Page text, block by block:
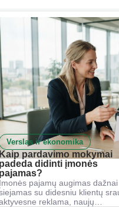
Verslas ir ekonomika
pardavimo mokymai
didinti įmonės
pajamų augimas dažnai
su didesniu klientų
reklama, naujų…